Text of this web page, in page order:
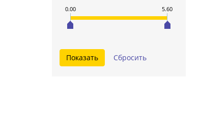
0.00 5.60